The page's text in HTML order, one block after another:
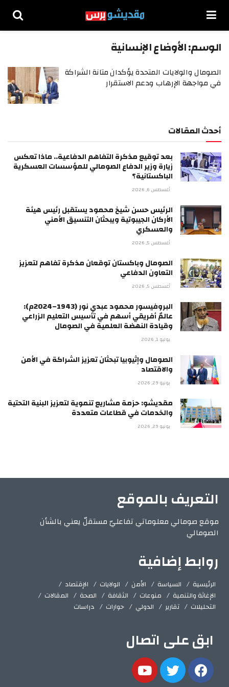
الوسم:الأوضاع الإنسانية
الصومال والولايات المتحدة يؤكدان متانة الشراكة
في مواجهة الإرهاب ودعم الاستقرار
أحدث المقالات
بعد توقيع مذكرة التفاهم الدفاعية.. ماذا تعكس
زيارة وزير الدفاع الصومالي للمؤسسات العسكرية
الباكستانية؟
أغسطس 6, 2026
الرئيس حسن شيخ محمود يستقبل رئيس هيئة
الأركان الجيبوتية ويبحثان التنسيق الأمني
والعسكري
أغسطس 5, 2026
الصومال وباكستان توقعان مذكرة تفاهم لتعزيز
التعاون الدفاعي
أغسطس 5, 2026
البروفيسور محمود عبدي نور (1943–2024م):
عالمٌ أفريقي أسهم في تأسيس التعليم الزراعي
وقيادة النهضة العلمية في الصومال
يوليو 1, 2026
الصومال وإثيوبيا تبحثان تعزيز الشراكة في الأمن
والاقتصاد
يونيو 29, 2026
مقديشو: حزمة مشاريع تنموية لتعزيز البنية التحتية
والخدمات في قطاعات متعددة
يونيو 29, 2026
التعريف بالموقع
موقع صومالي معلوماتي تفاعليّ مستقلّ يعني بالشأن
الصومالي
روابط إضافية
الرئيسية السياسة الأمن الولايات
الإقتصاد
الإغاثة والتنمية
منوعات الثقافة الصحة
المقالات
التحليلات
تقارير الدولي حوارات دراسات
ابق على اتصال